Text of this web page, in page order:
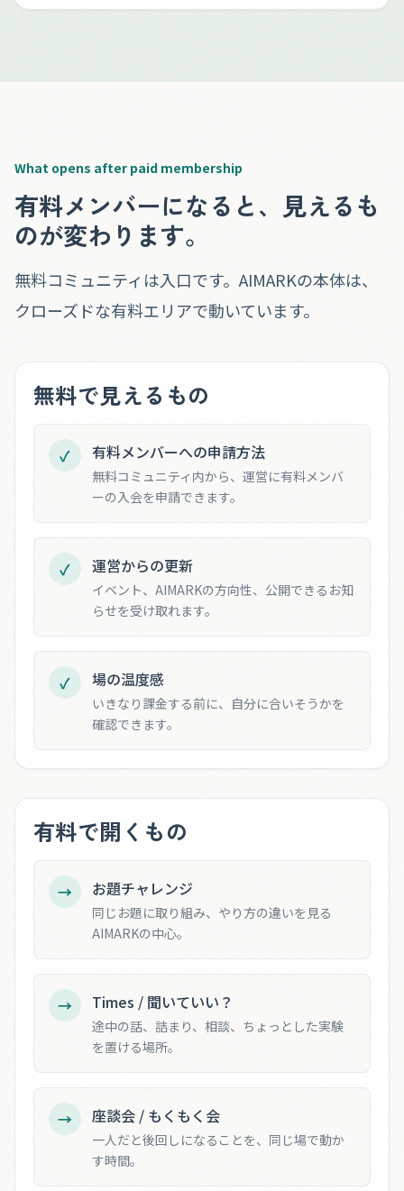
What opens after paid membership
有料メンバーになると、見えるも
のが変わります。
無料コミュニティは入口です。AIMARKの本体は、
クローズドな有料エリアで動いています。
無料で見えるもの
✓ 有料メンバーへの申請方法
無料コミュニティ内から、運営に有料メンバ
ーの入会を申請できます。
✓ 運営からの更新
イベント、AIMARKの方向性、公開できるお知
らせを受け取れます。
✓ 場の温度感
いきなり課金する前に、自分に合いそうかを
確認できます。
有料で開くもの
→ お題チャレンジ
同じお題に取り組み、やり方の違いを見る
AIMARKの中心。
→ Times / 聞いていい？
途中の話、詰まり、相談、ちょっとした実験
を置ける場所。
→ 座談会 / もくもく会
一人だと後回しになることを、同じ場で動か
す時間。